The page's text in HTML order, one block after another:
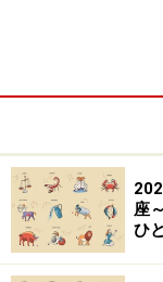
なにしろ、今週
座
ひ